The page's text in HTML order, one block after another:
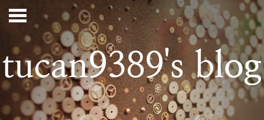
tucan9389's blog